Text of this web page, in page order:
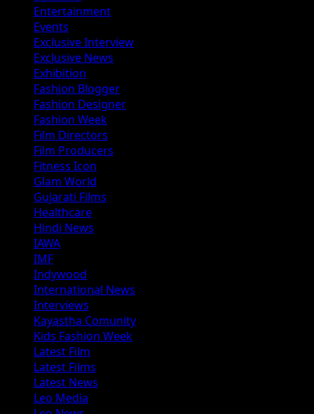
Entertainment
Events
Exclusive Interview
Exclusive News
Exhibition
Fashion Blogger
Fashion Designer
Fashion Week
Film Directors
Film Producers
Fitness Icon
Glam World
Gujarati Films
Healthcare
Hindi News
IAWA
IMF
Indywood
International News
Interviews
Kayastha Comunity
Kids Fashion Week
Latest Film
Latest Films
Latest News
Leo Media